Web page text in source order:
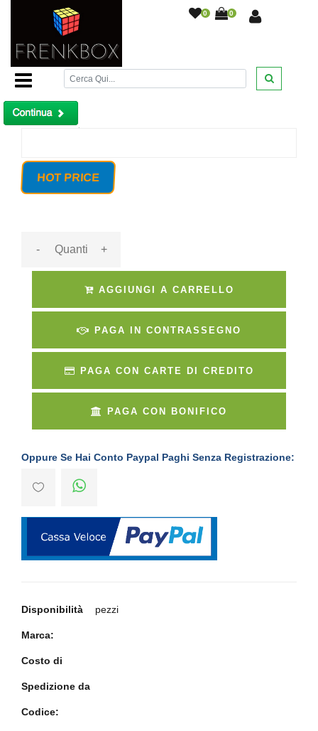
0 0
Home Page /PIR volumetrico 433 mhz senza antenna per
allarme antifurto 2300 2800 Golem
Prodotto non trovato!
HOT PRICE
- +
AGGIUNGI A CARRELLO
PAGA IN CONTRASSEGNO
PAGA CON CARTE DI CREDITO
PAGA CON BONIFICO
Oppure Se Hai Conto Paypal Paghi Senza Registrazione:
Disponibilità pezzi
Marca:
Costo di
Spedizione da
Codice: